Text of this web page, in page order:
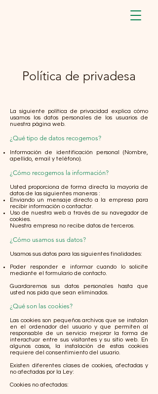
Política de privadesa
La siguiente política de privacidad explica cómo
usamos los datos personales de los usuarios de
nuestra página web.‍
¿Qué tipo de datos recogemos?
Información de identificación personal (Nombre,
apellido, email y teléfono).
¿Cómo recogemos la información?
Usted proporciona de forma directa la mayoría de
datos de las siguientes maneras :​​
Enviando un mensaje directo a la empresa para
recibir información o contactar.
Uso de nuestra web a través de su navegador de
cookies.
Nuestra empresa no recibe datos de terceros.
¿Cómo usamos sus datos?
Usamos sus datos para las siguientes finalidades:
Poder responder e informar cuando lo solicite
mediante el formulario de contacto.
Guardaremos sus datos personales hasta que
usted nos pida que sean eliminados.
¿Qué son las cookies?
Las cookies son pequeños archivos que se instalan
en el ordenador del usuario y que permiten al
responsable de un servicio mejorar la forma de
interactuar entre sus visitantes y su sitio web. En
algunos casos, la instalación de estas cookies
requiere del consentimiento del usuario.
Existen diferentes clases de cookies, afectadas y
no afectadas por la Ley:
Cookies no afectadas: